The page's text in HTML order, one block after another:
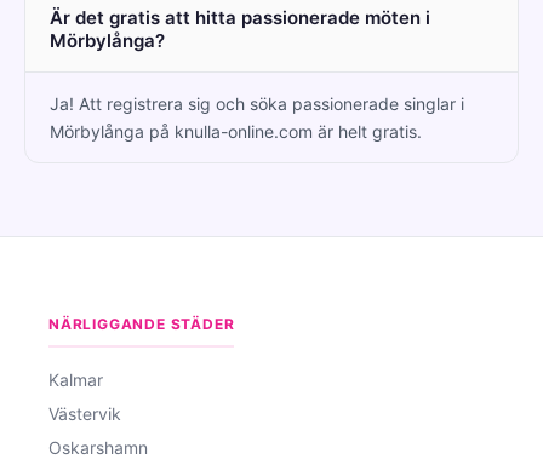
Är det gratis att hitta passionerade möten i
Mörbylånga?
Ja! Att registrera sig och söka passionerade singlar i
Mörbylånga på knulla-online.com är helt gratis.
NÄRLIGGANDE STÄDER
Kalmar
Västervik
Oskarshamn